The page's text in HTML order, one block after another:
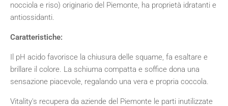
nocciola e riso) originario del Piemonte, ha proprietà idratanti e
antiossidanti.
Caratteristiche:
Il pH acido favorisce la chiusura delle squame, fa esaltare e
brillare il colore. La schiuma compatta e soffice dona una
sensazione piacevole, regalando una vera e propria coccola.
Vitality's recupera da aziende del Piemonte le parti inutilizzate